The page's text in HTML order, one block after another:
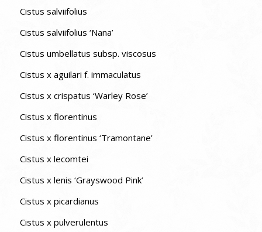
Cistus salviifolius
Cistus salviifolius ‘Nana’
Cistus umbellatus subsp. viscosus
Cistus x aguilari f. immaculatus
Cistus x crispatus ‘Warley Rose’
Cistus x florentinus
Cistus x florentinus ‘Tramontane’
Cistus x lecomtei
Cistus x lenis ‘Grayswood Pink’
Cistus x picardianus
Cistus x pulverulentus